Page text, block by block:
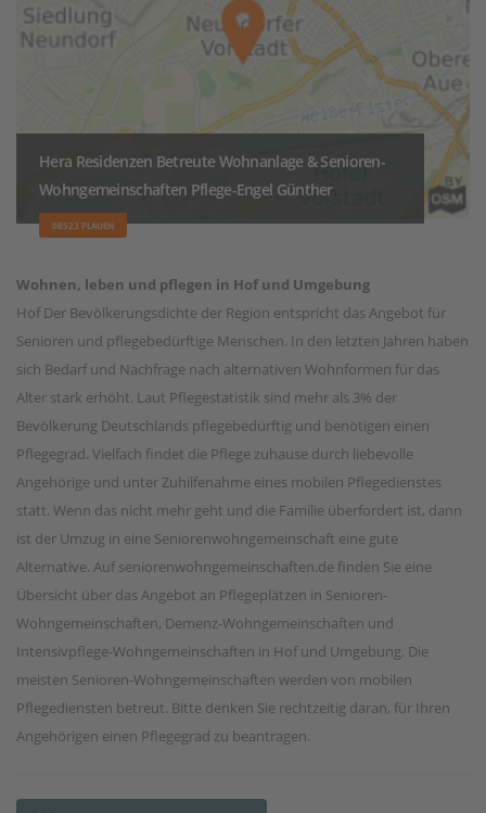
Hera Residenzen Betreute Wohnanlage & Senioren-
Wohngemeinschaften Pflege-Engel Günther
08523 PLAUEN
Wohnen, leben und pflegen in Hof und Umgebung
Hof Der Bevölkerungsdichte der Region entspricht das Angebot für
Senioren und pflegebedürftige Menschen. In den letzten Jahren haben
sich Bedarf und Nachfrage nach alternativen Wohnformen für das
Alter stark erhöht. Laut Pflegestatistik sind mehr als 3% der
Bevölkerung Deutschlands pflegebedürftig und benötigen einen
Pflegegrad. Vielfach findet die Pflege zuhause durch liebevolle
Angehörige und unter Zuhilfenahme eines mobilen Pflegedienstes
statt. Wenn das nicht mehr geht und die Familie überfordert ist, dann
ist der Umzug in eine Seniorenwohngemeinschaft eine gute
Alternative. Auf seniorenwohngemeinschaften.de finden Sie eine
Übersicht über das Angebot an Pflegeplätzen in Senioren-
Wohngemeinschaften, Demenz-Wohngemeinschaften und
Intensivpflege-Wohngemeinschaften in Hof und Umgebung. Die
meisten Senioren-Wohngemeinschaften werden von mobilen
Pflegediensten betreut. Bitte denken Sie rechtzeitig daran, für Ihren
Angehörigen einen Pflegegrad zu beantragen.